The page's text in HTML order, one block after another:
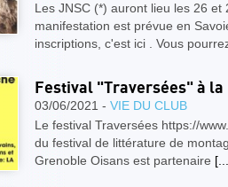
Les JNSC (*) auront lieu les 26 et
manifestation est prévue en
inscriptions, c'est ici . Vous
Festival "Traversées" à
03/06/2021 - VIE DU CLUB
Le festival Traversées https://
du festival de littérature de
Grenoble Oisans est partenaire